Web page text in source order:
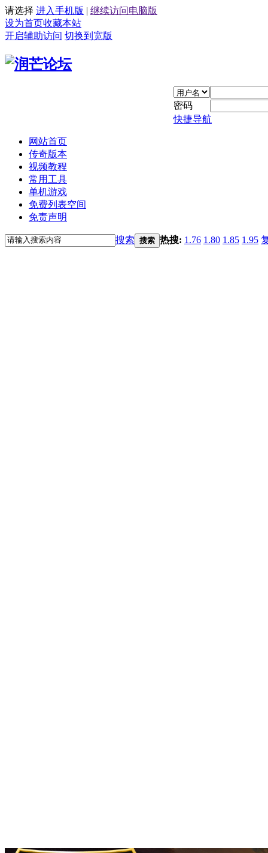
请选择 进入手机版 | 继续访问电脑版
设为首页收藏本站
开启辅助访问 切换到宽版
密码
快捷导航
网站首页
传奇版本
视频教程
常用工具
单机游戏
免费列表空间
免责声明
搜索 搜索 热搜: 1.76 1.80 1.85 1.95